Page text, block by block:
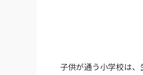
子供が通う小学校は